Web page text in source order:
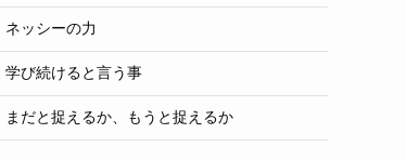
ネッシーの力
学び続けると言う事
まだと捉えるか、もうと捉えるか